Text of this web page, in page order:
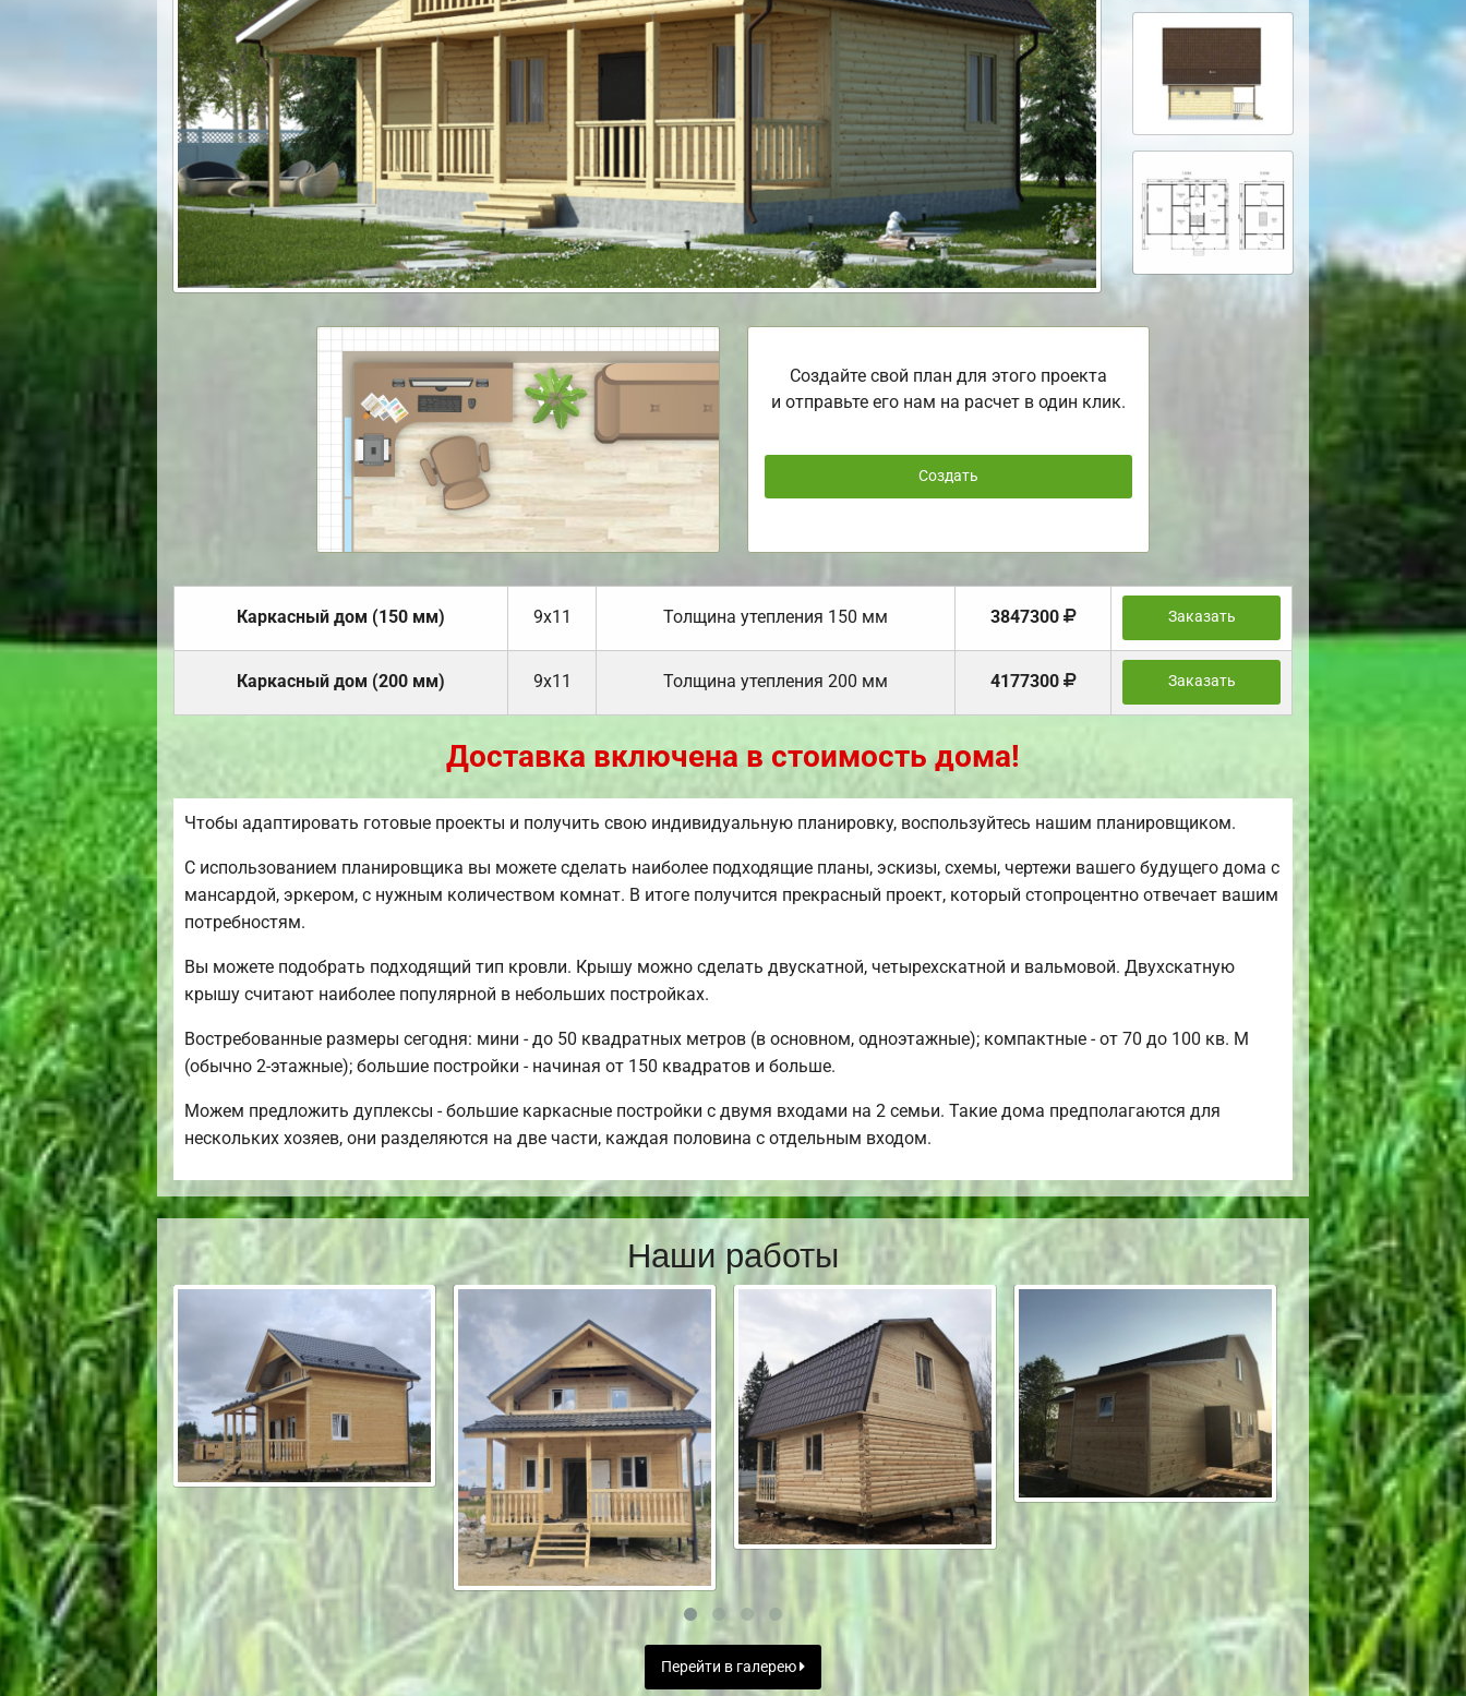
Создайте свой план для этого проекта
и отправьте его нам на расчет в один клик.
Создать
Каркасный дом (150 мм) 9х11 Толщина утепления 150 мм 3847300 Заказать
Каркасный дом (200 мм) 9х11 Толщина утепления 200 мм 4177300 Заказать
Доставка включена в стоимость дома!
Чтобы адаптировать готовые проекты и получить свою индивидуальную планировку, воспользуйтесь нашим планировщиком.
С использованием планировщика вы можете сделать наиболее подходящие планы, эскизы, схемы, чертежи вашего будущего дома с
мансардой, эркером, с нужным количеством комнат. В итоге получится прекрасный проект, который стопроцентно отвечает вашим
потребностям.
Вы можете подобрать подходящий тип кровли. Крышу можно сделать двускатной, четырехскатной и вальмовой. Двухскатную
крышу считают наиболее популярной в небольших постройках.
Востребованные размеры сегодня: мини - до 50 квадратных метров (в основном, одноэтажные); компактные - от 70 до 100 кв. М
(обычно 2-этажные); большие постройки - начиная от 150 квадратов и больше.
Можем предложить дуплексы - большие каркасные постройки с двумя входами на 2 семьи. Такие дома предполагаются для
нескольких хозяев, они разделяются на две части, каждая половина с отдельным входом.
Наши работы
Перейти в галерею